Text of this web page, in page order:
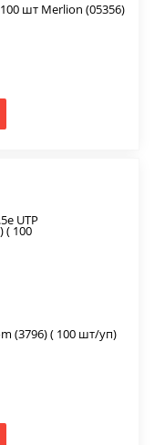
100 шт Merlion (05356)
(3796) ( 100 шт/уп)